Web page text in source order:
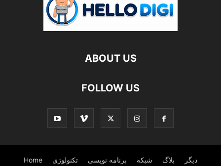
ABOUT US
FOLLOW US
دیگر بلاگ شبکه برنامه نویسی تکنولوژی Home